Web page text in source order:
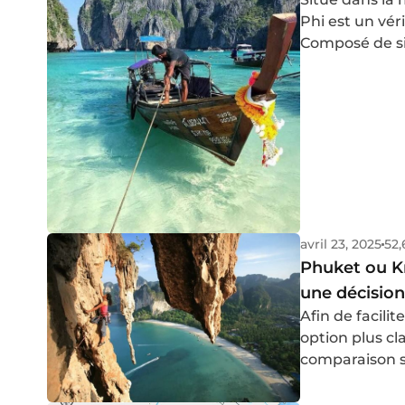
Phi est un
Composé de
avril 23, 2025
Phuket ou
une décision
Afin de
option plus
comparaison